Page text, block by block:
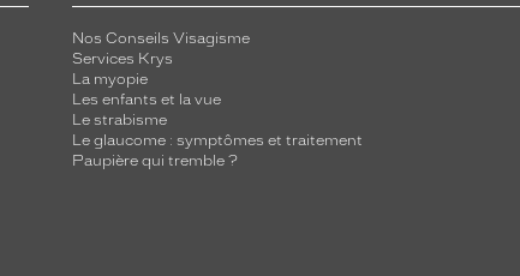
Nos Conseils Visagisme
Services Krys
La myopie
Les enfants et la vue
Le strabisme
Le glaucome : symptômes et traitement
Paupière qui tremble ?